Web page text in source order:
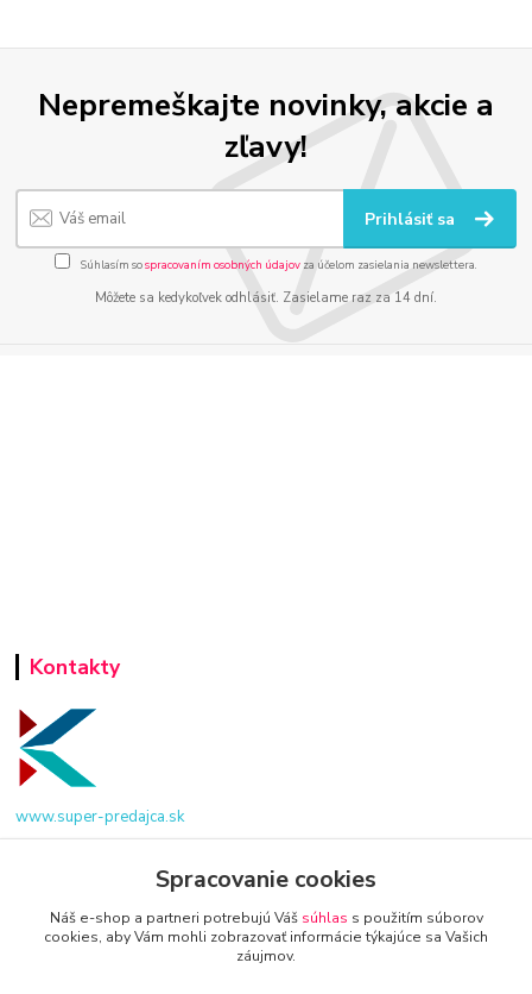
Nepremeškajte novinky, akcie a
zľavy!
Prihlásiť sa
Súhlasím sospracovaním osobných údajov za účelom zasielania newslettera.
Môžete sa kedykoľvek odhlásiť. Zasielame raz za 14 dní.
Kontakty
www.super-predajca.sk
info@kamenik.sk
Spracovanie cookies
Náš e-shop a partneri potrebujú Váš súhlas s použitím súborov
cookies, aby Vám mohli zobrazovať informácie týkajúce sa Vašich
záujmov.